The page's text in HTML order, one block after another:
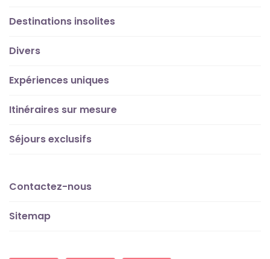
Destinations insolites
Divers
Expériences uniques
Itinéraires sur mesure
Séjours exclusifs
Contactez-nous
Sitemap